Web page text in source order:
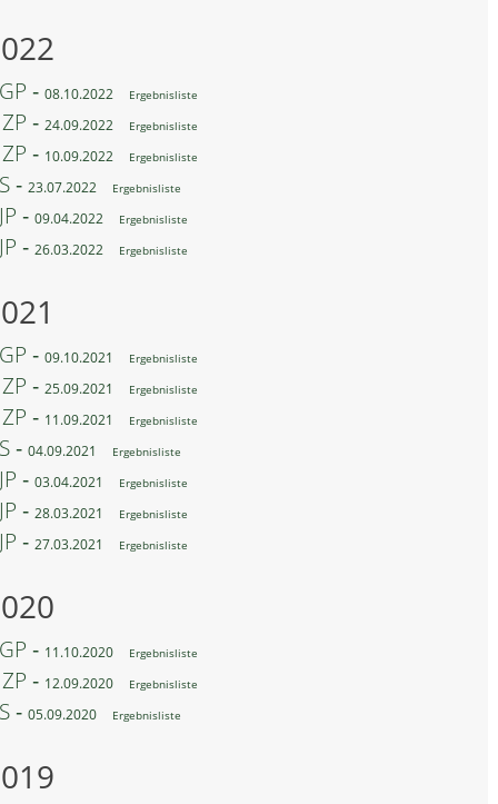
‐08.10.2022 Ergebnisliste
‐24.09.2022 Ergebnisliste
‐ 10.09.2022 Ergebnisliste
‐23.07.2022 Ergebnisliste
‐09.04.2022 Ergebnisliste
‐26.03.2022 Ergebnisliste
‐09.10.2021 Ergebnisliste
‐25.09.2021 Ergebnisliste
‐ 11.09.2021 Ergebnisliste
‐04.09.2021 Ergebnisliste
‐03.04.2021 Ergebnisliste
‐28.03.2021 Ergebnisliste
‐27.03.2021 Ergebnisliste
‐ 11.10.2020 Ergebnisliste
‐ 12.09.2020 Ergebnisliste
‐05.09.2020 Ergebnisliste